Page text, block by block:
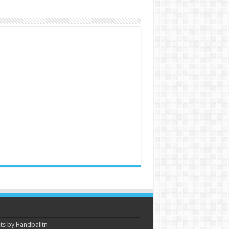
by Handballtn